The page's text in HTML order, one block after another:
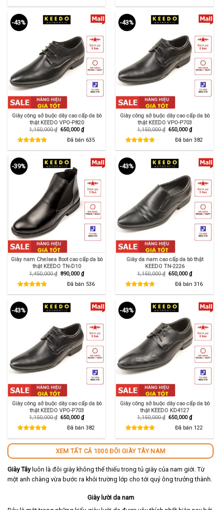
-43%
Giày công sở buộc dây cao cấp da bò
thật KEEDO VPO-P820
1,150,000₫ Giá
1,150,000 ₫.
650,000₫Giá
hiện
tại
là:
650,000 ₫.
Đã bán 635
-43%
Giày công sở buộc dây cao cấp da bò
thật KEEDO VPO-P703
1,150,000₫ Giá
1,150,000 ₫.
650,000₫Giá
hiện
tại
là:
650,000 ₫.
Đã bán 382
-39%
Giày nam Chelsea Boot cao cấp da bò
thật KEEDO TN-D10
1,450,000₫ Giá
1,450,000 ₫.
890,000₫Giá
hiện
tại
là:
Đã bán 536
-43%
Giày da nam cao cấp da bò thật
KEEDO TN-2226
1,150,000₫ Giá
1,150,000 ₫.
650,000₫Giá
hiện
tại
là:
Đã bán 316
-43%
Giày công sở buộc dây cao cấp da bò
thật KEEDO VPO-P703
1,150,000₫ Giá
650,000₫Giá
hiện
tại
Đã bán 382
-43%
Giày công sở buộc dây cao cấp da bò
thật KEEDO KD4127
1,150,000₫ Giá
650,000₫Giá
hiện
tại
Đã bán 122
XEM TẤT CẢ 1000 ĐÔI GIÀY TÂY NAM
Giày Tâyluôn là đôi giày không thể thiếu trong tủ giày của nam giới. Từ
một anh chàng vừa bước ra khỏi trường lớp cho tới quý ông trưởng thành.
Giày lười da nam